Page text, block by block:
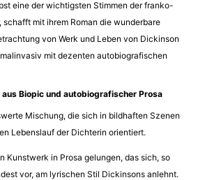
eine der wichtigsten Stimmen der franko-
schafft mit ihrem Roman die wunderbare
von Werk und Leben von Dickinson
mit dezenten autobiografischen
aus Biopic und autobiografischer Prosa
Mischung, die sich in bildhaften Szenen
Lebenslauf der Dichterin orientiert.
Kunstwerk in Prosa gelungen, das sich, so
vor, am lyrischen Stil Dickinsons anlehnt.